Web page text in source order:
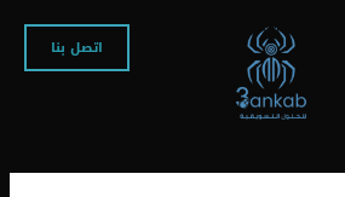
اتصل بنا